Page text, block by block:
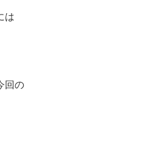
は
回の